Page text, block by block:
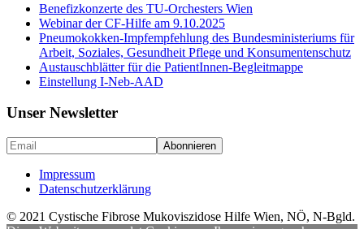
Benefizkonzerte des TU-Orchesters Wien
Webinar der CF-Hilfe am 9.10.2025
Pneumokokken-Impfempfehlung des Bundesministeriums für
Arbeit, Soziales, Gesundheit Pflege und Konsumentenschutz
Austauschblätter für die PatientInnen-Begleitmappe
Einstellung I-Neb-AAD
Unser Newsletter
Impressum
Datenschutzerklärung
© 2021 Cystische Fibrose Mukoviszidose Hilfe Wien, NÖ, N-Bgld.